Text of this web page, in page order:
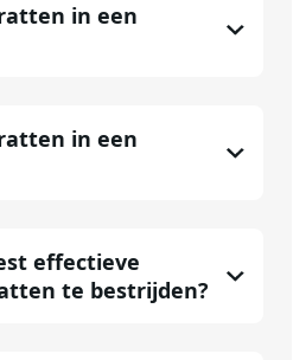
in een
in een
effectieve
te bestrijden?